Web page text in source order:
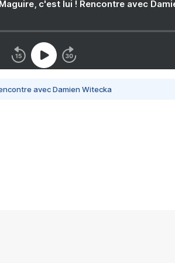
c'est lui ! Rencontre avec
avec Damien Witecka